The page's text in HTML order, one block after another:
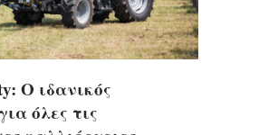
Ο ιδανικός
όλες τις